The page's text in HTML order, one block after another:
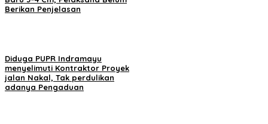
Berikan Penjelasan
Diduga PUPR Indramayu
menyelimuti Kontraktor Proyek
jalan Nakal, Tak perdulikan
adanya Pengaduan